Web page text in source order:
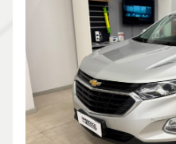
Compartilhe
Chevrolet Gm Equinox Lt 2.0